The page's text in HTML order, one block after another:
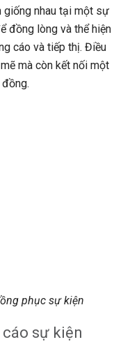
giống nhau tại một sự
đồng lòng và thể hiện
cáo và tiếp thị. Điều
mà còn kết nối một
phục sự kiện
sự kiện